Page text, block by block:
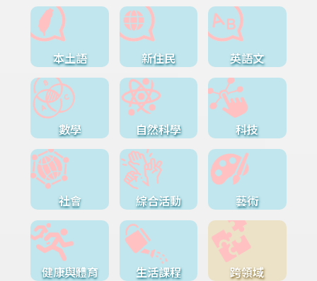
本土語 新住民 英語文
數學 自然科學 科技
社會 綜合活動 藝術
健康與體育 生活課程 跨領域